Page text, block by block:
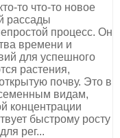
то что-то новое
рассады
процесс. Он
времени и
для успешного
растения,
почву. Это в
видам,
концентрации
быстрому росту
рег...